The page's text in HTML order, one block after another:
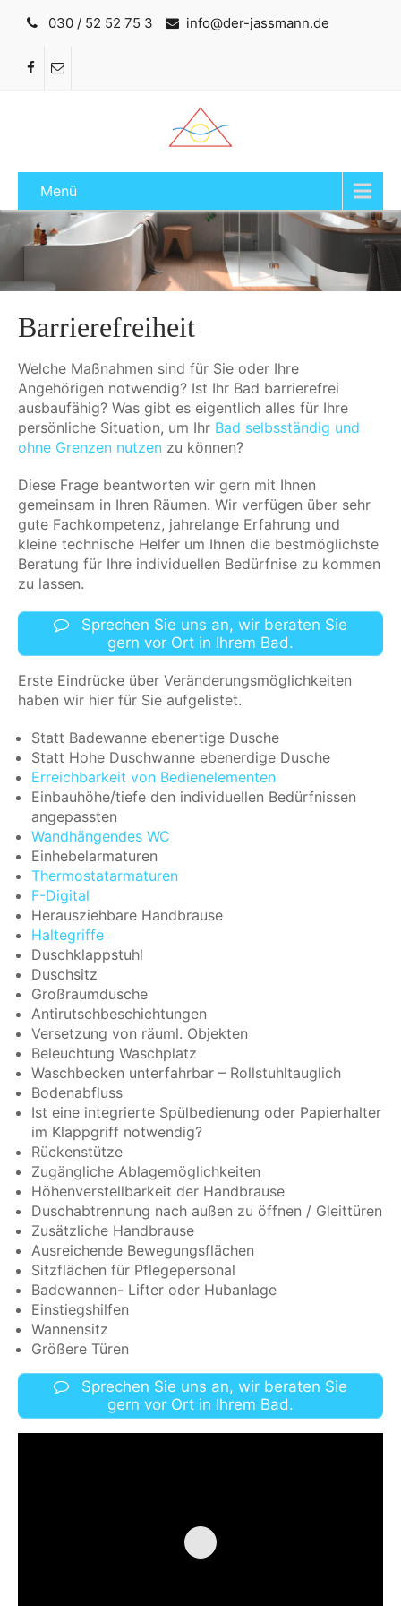
030 / 52 52 75 3 info@der-jassmann.de
Menü
Barrierefreiheit
Welche Maßnahmen sind für Sie oder Ihre
Angehörigen notwendig? Ist Ihr Bad barrierefrei
ausbaufähig? Was gibt es eigentlich alles für Ihre
persönliche Situation, um Ihr Bad selbsständig und
ohne Grenzen nutzen zu können?
Diese Frage beantworten wir gern mit Ihnen
gemeinsam in Ihren Räumen. Wir verfügen über sehr
gute Fachkompetenz, jahrelange Erfahrung und
kleine technische Helfer um Ihnen die bestmöglichste
Beratung für Ihre individuellen Bedürfnise zu kommen
zu lassen.
Sprechen Sie uns an, wir beraten Sie
gern vor Ort in Ihrem Bad.
Erste Eindrücke über Veränderungsmöglichkeiten
haben wir hier für Sie aufgelistet.
Statt Badewanne ebenertige Dusche
Statt Hohe Duschwanne ebenerdige Dusche
Erreichbarkeit von Bedienelementen
Einbauhöhe/tiefe den individuellen Bedürfnissen
angepassten
Wandhängendes WC
Einhebelarmaturen
Thermostatarmaturen
F-Digital
Herausziehbare Handbrause
Haltegriffe
Duschklappstuhl
Duschsitz
Großraumdusche
Antirutschbeschichtungen
Versetzung von räuml. Objekten
Beleuchtung Waschplatz
Waschbecken unterfahrbar – Rollstuhltauglich
Bodenabfluss
Ist eine integrierte Spülbedienung oder Papierhalter
im Klappgriff notwendig?
Rückenstütze
Zugängliche Ablagemöglichkeiten
Höhenverstellbarkeit der Handbrause
Duschabtrennung nach außen zu öffnen / Gleittüren
Zusätzliche Handbrause
Ausreichende Bewegungsflächen
Sitzflächen für Pflegepersonal
Badewannen- Lifter oder Hubanlage
Einstiegshilfen
Wannensitz
Größere Türen
Sprechen Sie uns an, wir beraten Sie
gern vor Ort in Ihrem Bad.